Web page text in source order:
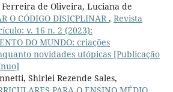
Ferreira de Oliveira, Luciana de
O CÓDIGO DISICPLINAR, Revista
v. 16 n. 2 (2023):
DO MUNDO: criações
novidades utópicas [Publicação
Shirlei Rezende Sales,